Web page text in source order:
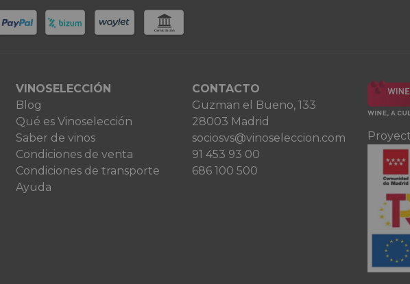
VINOSELECCIÓN
Blog
Qué es Vinoselección
Saber de vinos
Condiciones de venta
Condiciones de transporte
Ayuda
CONTACTO
Guzman el Bueno, 133
28003 Madrid
sociosvs@vinoseleccion.com
91 453 93 00
686 100 500